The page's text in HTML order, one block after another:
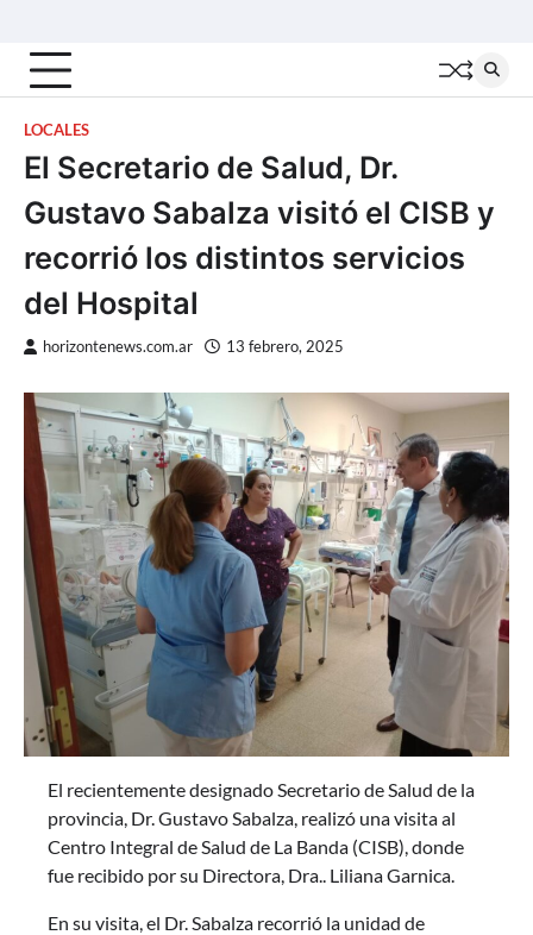
content
LOCALES
El Secretario de Salud, Dr.
Gustavo Sabalza visitó el CISB y
recorrió los distintos servicios
del Hospital
horizontenews.com.ar 13 febrero, 2025
El recientemente designado Secretario de Salud de la
provincia, Dr. Gustavo Sabalza, realizó una visita al
Centro Integral de Salud de La Banda (CISB), donde
fue recibido por su Directora, Dra.. Liliana Garnica.
En su visita, el Dr. Sabalza recorrió la unidad de